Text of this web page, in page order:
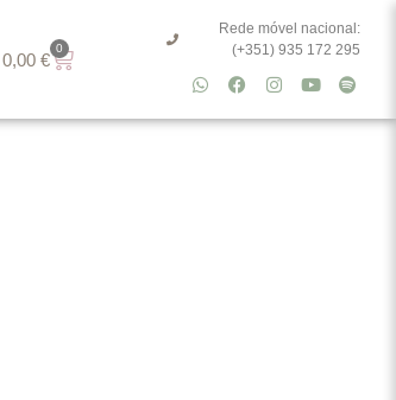
0,00 €
0
Rede móvel nacional:
(+351) 935 172 295